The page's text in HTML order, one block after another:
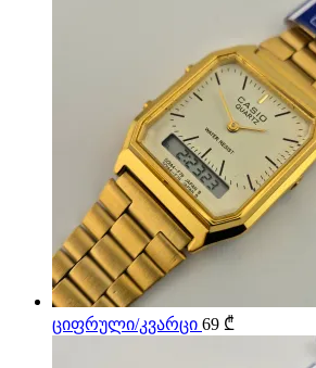
ციფრული/კვარცი 69 ₾